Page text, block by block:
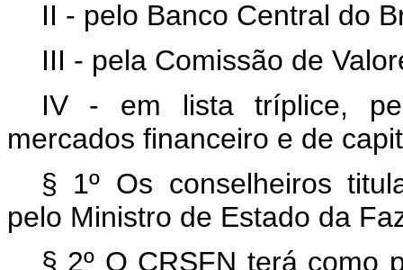
II - pelo Banco Central do
III - pela Comissão de
IV - em lista tríplice,
mercados financeiro e de
§ 1º Os conselheiros
pelo Ministro de Estado da
§ 2º O CRSFN terá como